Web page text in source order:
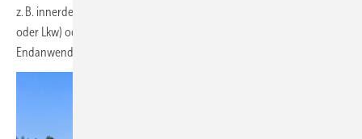
z. B. innerdeutsche Gasfernleitungen oder Gasverteilung (via Pipeline
oder Lkw) oder erforderliche Umrüstungen bei den
Endanwendungen.